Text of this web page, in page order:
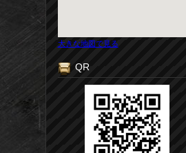
大きな地図で見る
QR